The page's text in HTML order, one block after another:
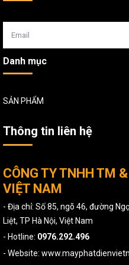
Danh mục
SẢN PHẨM
Thông tin liên hệ
CÔNG TY TNHH TM
VIỆT NAM
- Địa chỉ: Số 85, ngõ 46, đường
Liệt, TP Hà Nội, Việt Nam
- Hotline: 0976.292.496
- Website: